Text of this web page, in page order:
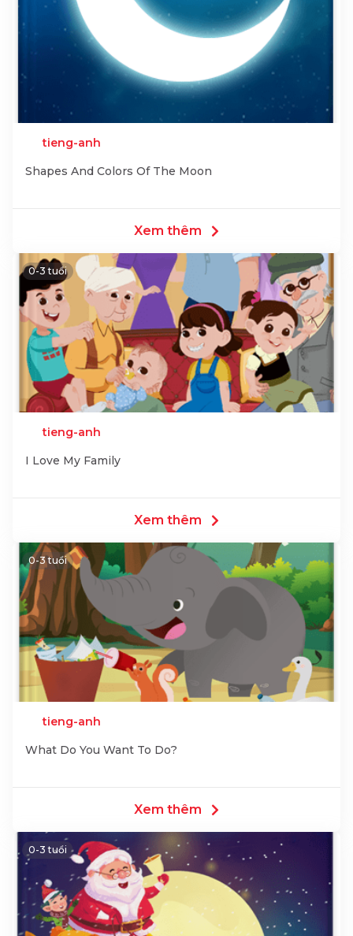
tieng-anh
Shapes And Colors Of The Moon
Xem thêm
0-3 tuổi
tieng-anh
I Love My Family
Xem thêm
0-3 tuổi
tieng-anh
What Do You Want To Do?
Xem thêm
0-3 tuổi